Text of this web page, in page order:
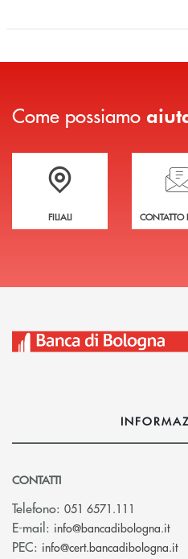
Come possiamo
Trova la filiale più vicina a te
FILIALI
Hai
CONTATTO
CONTATTI
Telefono: 051 6571.111
E-mail: info@bancadibologna.it(si
PEC: info@cert.bancadibologna.it